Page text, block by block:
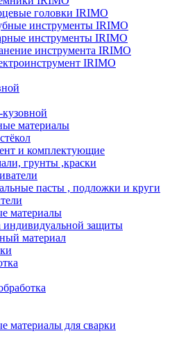
головки IRIMO
инструменты IRIMO
инструменты IRIMO
инструмента IRIMO
IRIMO
материалы
и комплектующие
грунты ,краски
пасты , подложки и круги
материалы
индивидуальной защиты
материал
материалы для сварки